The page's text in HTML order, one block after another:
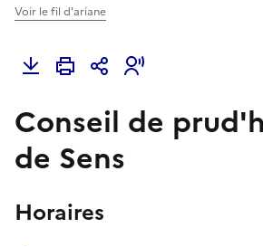
Voir le fil d'ariane
Conseil de
de Sens
Horaires